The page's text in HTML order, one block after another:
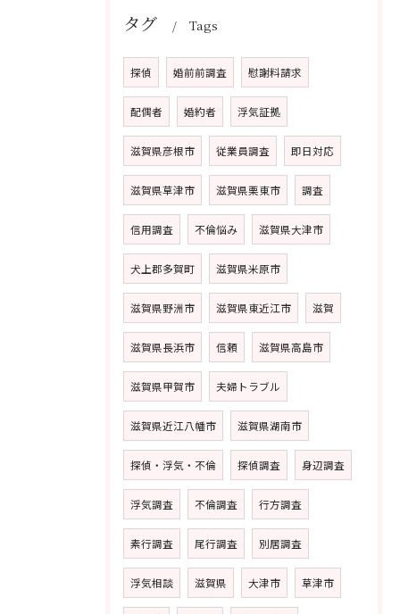
タグ Tags
探偵 婚前前調査 慰謝料請求
配偶者 婚約者 浮気証拠
滋賀県彦根市 従業員調査 即日対応
滋賀県草津市 滋賀県栗東市 調査
信用調査 不倫悩み 滋賀県大津市
犬上郡多賀町 滋賀県米原市
滋賀県野洲市 滋賀県東近江市 滋賀
滋賀県長浜市 信頼 滋賀県高島市
滋賀県甲賀市 夫婦トラブル
滋賀県近江八幡市 滋賀県湖南市
探偵・浮気・不倫 探偵調査 身辺調査
浮気調査 不倫調査 行方調査
素行調査 尾行調査 別居調査
浮気相談 滋賀県 大津市 草津市